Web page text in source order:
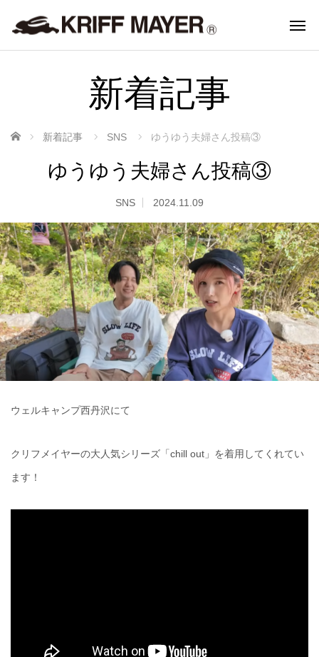
新着記事
ホーム 新着記事 SNS ゆうゆう夫婦さん投稿③
ゆうゆう夫婦さん投稿③
SNS 2024.11.09
ウェルキャンプ西丹沢にて
クリフメイヤーの大人気シリーズ「chill out」を着用してくれてい
ます！